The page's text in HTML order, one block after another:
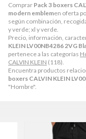
Comprar Pack 3 boxers
modern emblemen oferta
según combinación,
y verde; xl y verde.
Precio, información,
KLEIN LV00NB4286 2VG
pertenece a las categorías
CALVIN KLEIN (118).
Encuentra productos
boxers CALVIN KLEIN
"Hombre".